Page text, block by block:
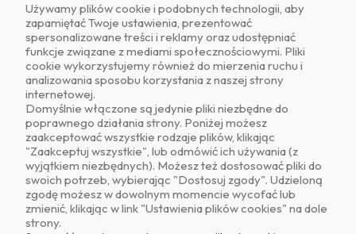
Znajdź nas na
O NAS
OBSŁUGA KLIENTA
Używamy plików cookie i podobnych technologii, aby
zapamiętać Twoje ustawienia, prezentować
spersonalizowane treści i reklamy oraz udostępniać
funkcje związane z mediami społecznościowymi. Pliki
cookie wykorzystujemy również do mierzenia ruchu i
analizowania sposobu korzystania z naszej strony
internetowej.
Domyślnie włączone są jedynie pliki niezbędne do
poprawnego działania strony. Poniżej możesz
zaakceptować wszystkie rodzaje plików, klikając
"Zaakceptuj wszystkie", lub odmówić ich używania (z
wyjątkiem niezbędnych). Możesz też dostosować pliki do
swoich potrzeb, wybierając "Dostosuj zgody". Udzieloną
zgodę możesz w dowolnym momencie wycofać lub
zmienić, klikając w link "Ustawienia plików cookies" na dole
strony.